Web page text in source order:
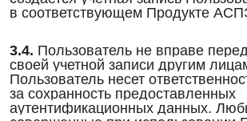
в соответствующем Продукте
3.4. Пользователь не вправе
своей учетной записи другим
Пользователь несет
за сохранность предоставленных
аутентификационных данных.